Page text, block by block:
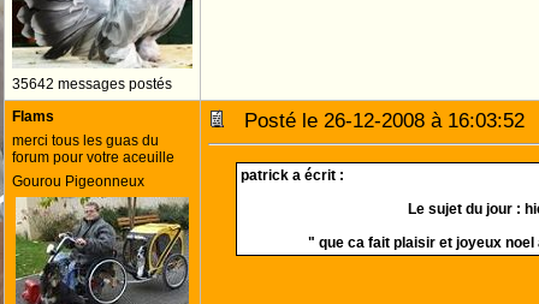
35642 messages postés
Flams
merci tous les guas du
forum pour votre aceuille
Gourou Pigeonneux
Posté le 26-12-2008 à
patrick a écrit :
Le sujet du jour :
" que ca fait plaisir et joyeux